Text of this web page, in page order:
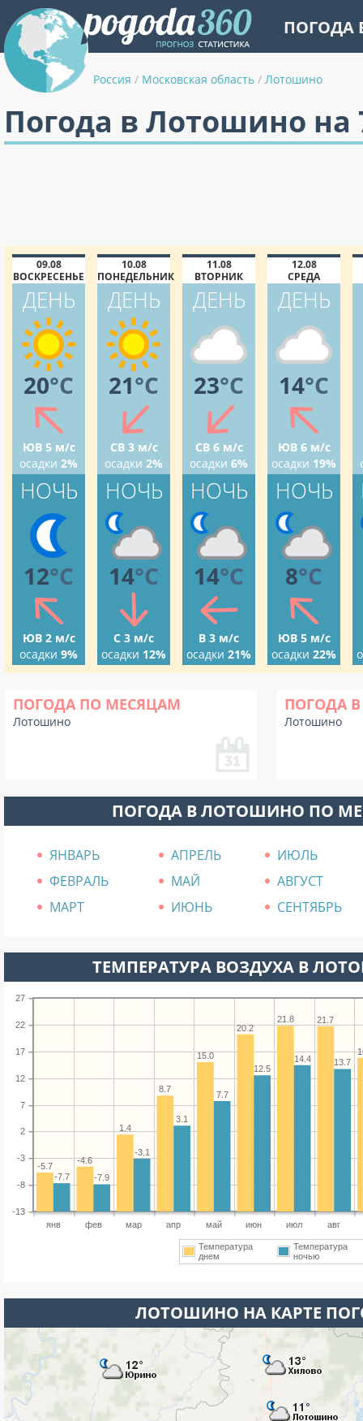
ПОГОДА
Россия / Московская область / Лотошино
Погода в Лотошино на
09.08
ВОСКРЕСЕНЬЕ
ДЕНЬ
20°C
ЮВ 5 м/с
осадки 2%
НОЧЬ
12°C
ЮВ 2 м/с
осадки 9%
10.08
ПОНЕДЕЛЬНИК
ДЕНЬ
21°C
СВ 3 м/с
осадки 2%
НОЧЬ
14°C
С 3 м/с
осадки 12%
11.08
ВТОРНИК
ДЕНЬ
23°C
СВ 6 м/с
осадки 6%
НОЧЬ
14°C
В 3 м/с
осадки 21%
12.08
СРЕДА
ДЕНЬ
14°C
ЮВ 6 м/с
осадки 19%
НОЧЬ
8°C
ЮВ 5 м/с
осадки 22%
ПОГОДА ПО МЕСЯЦАМ
Лотошино
ПОГОДА В
Лотошино
ПОГОДА В ЛОТОШИНО ПО
ЯНВАРЬ АПРЕЛЬ
ИЮЛЬ
ФЕВРАЛЬ
МАЙ
АВГУСТ
МАРТ
ИЮНЬ СЕНТЯБРЬ
ТЕМПЕРАТУРА ВОЗДУХА В
янв фев мар апр май июн июл авг
-13
-8
-3
2
7
12
17
22
27
21.7
21.8
20.2
15.0
8.7
1.4
-4.6
-5.7
13.7
14.4
12.5
7.7
3.1
-3.1
-7.9
-7.7
Температура
днем
Температура
ночью
ЛОТОШИНО НА КАРТЕ